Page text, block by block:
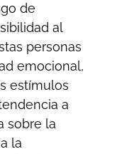
de
al
personas
emocional,
estímulos
a
sobre la
la